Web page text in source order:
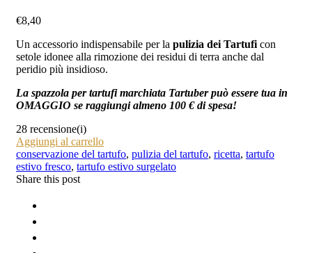
€8,40
Un accessorio indispensabile per la pulizia dei Tartufi con
setole idonee alla rimozione dei residui di terra anche dal
peridio più insidioso.
La spazzola per tartufi marchiata Tartuber può essere tua in
OMAGGIO se raggiungi almeno 100 € di spesa!
28 recensione(i)
Aggiungi al carrello
conservazione del tartufo, pulizia del tartufo, ricetta, tartufo
estivo fresco, tartufo estivo surgelato
Share this post